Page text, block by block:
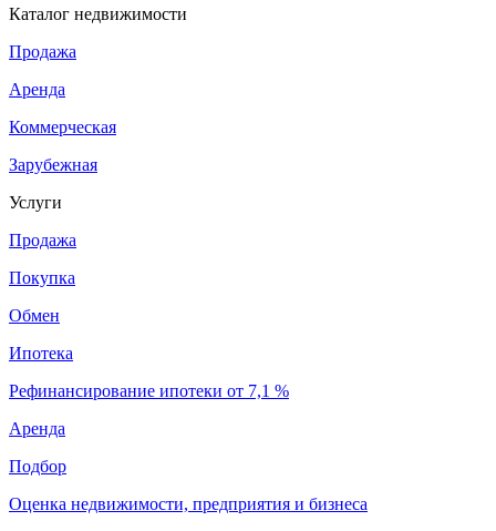
Каталог недвижимости
Продажа
Аренда
Коммерческая
Зарубежная
Услуги
Продажа
Покупка
Обмен
Ипотека
Рефинансирование ипотеки от 7,1 %
Аренда
Подбор
Оценка недвижимости, предприятия и бизнеса